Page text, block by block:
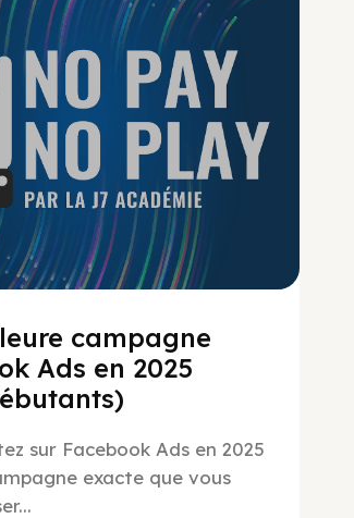
campagne
Ads en 2025
sur Facebook Ads en 2025
exacte que vous